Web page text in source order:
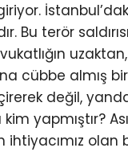
Bu terör
cübbe almış
değil,
kim yapmıştır?
ihtiyacımız olan